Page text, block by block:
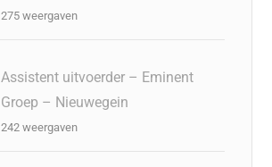
275 weergaven
Assistent uitvoerder – Eminent
Groep – Nieuwegein
242 weergaven